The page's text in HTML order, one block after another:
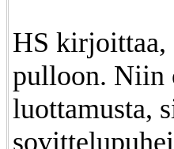
HS kirjoittaa,
pulloon. Niin
luottamusta,